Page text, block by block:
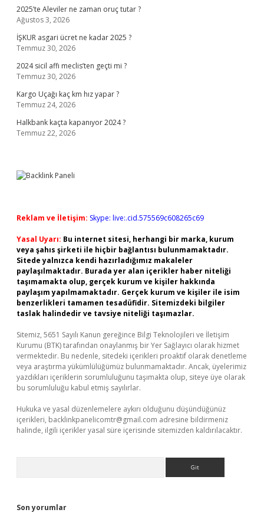
2025’te Aleviler ne zaman oruç tutar ?
Ağustos 3, 2026
İŞKUR asgari ücret ne kadar 2025 ?
Temmuz 30, 2026
2024 sicil affı meclis’ten geçti mi ?
Temmuz 30, 2026
Kargo Uçağı kaç km hız yapar ?
Temmuz 24, 2026
Halkbank kaçta kapanıyor 2024 ?
Temmuz 22, 2026
Reklam ve İletişim: Skype: live:.cid.575569c608265c69
Yasal Uyarı: Bu internet sitesi, herhangi bir marka, kurum
veya şahıs şirketi ile hiçbir bağlantısı bulunmamaktadır.
Sitede yalnızca kendi hazırladığımız makaleler
paylaşılmaktadır. Burada yer alan içerikler haber niteliği
taşımamakta olup, gerçek kurum ve kişiler hakkında
paylaşım yapılmamaktadır. Gerçek kurum ve kişiler ile isim
benzerlikleri tamamen tesadüfidir. Sitemizdeki bilgiler
taslak halindedir ve tavsiye niteliği taşımazlar.
Sitemiz, 5651 Sayılı Kanun gereğince Bilgi Teknolojileri ve İletişim
Kurumu (BTK) tarafından onaylanmış bir Yer Sağlayıcı olarak hizmet
vermektedir. Bu nedenle, sitedeki içerikleri proaktif olarak denetleme
veya araştırma yükümlülüğümüz bulunmamaktadır. Ancak, üyelerimiz
yazdıkları içeriklerin sorumluluğunu taşımakta olup, siteye üye olarak
bu sorumluluğu kabul etmiş sayılırlar.
Hukuka ve yasal düzenlemelere aykırı olduğunu düşündüğünüz
içerikleri, backlinkpanelicomtr@gmail.com adresine bildirmeniz
halinde, ilgili içerikler yasal süre içerisinde sitemizden kaldırılacaktır.
Son yorumlar